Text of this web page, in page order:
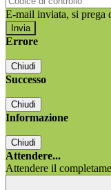
E-mail inviata, si prega
Errore
Chiudi
Successo
Chiudi
Informazione
Chiudi
Attendere...
Attendere il